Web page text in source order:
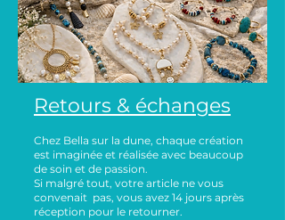
Retours & échanges
Chez Bella sur la dune, chaque création
est imaginée et réalisée avec beaucoup
de soin et de passion.
Si malgré tout, votre article ne vous
convenait pas, vous avez 14 jours après
réception pour le retourner.